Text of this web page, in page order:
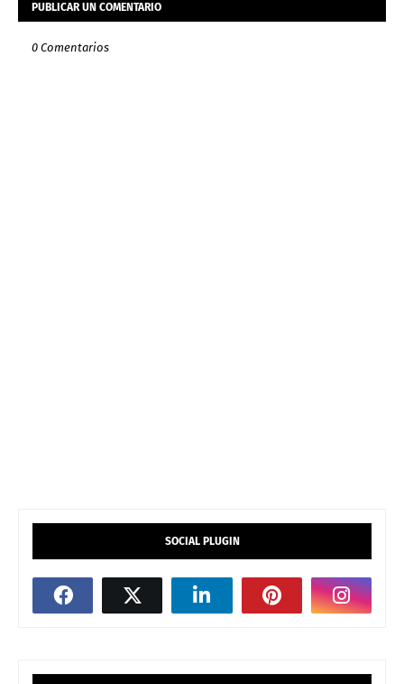
PUBLICAR UN COMENTARIO
0 Comentarios
SOCIAL PLUGIN